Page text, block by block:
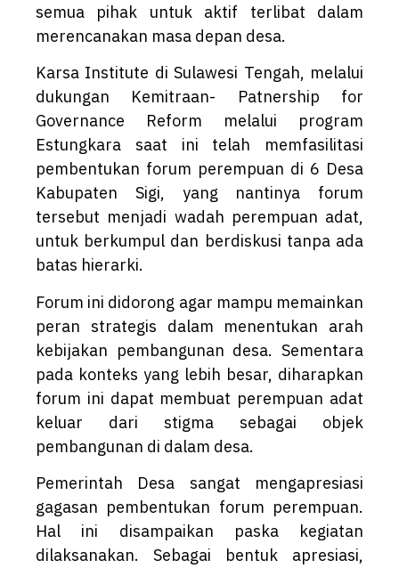
semua pihak untuk aktif terlibat dalam
merencanakan masa depan desa.
Karsa Institute di Sulawesi Tengah, melalui
dukungan Kemitraan- Patnership for
Governance Reform melalui program
Estungkara saat ini telah memfasilitasi
pembentukan forum perempuan di 6 Desa
Kabupaten Sigi, yang nantinya forum
tersebut menjadi wadah perempuan adat,
untuk berkumpul dan berdiskusi tanpa ada
batas hierarki.
Forum ini didorong agar mampu memainkan
peran strategis dalam menentukan arah
kebijakan pembangunan desa. Sementara
pada konteks yang lebih besar, diharapkan
forum ini dapat membuat perempuan adat
keluar dari stigma sebagai objek
pembangunan di dalam desa.
Pemerintah Desa sangat mengapresiasi
gagasan pembentukan forum perempuan.
Hal ini disampaikan paska kegiatan
dilaksanakan. Sebagai bentuk apresiasi,